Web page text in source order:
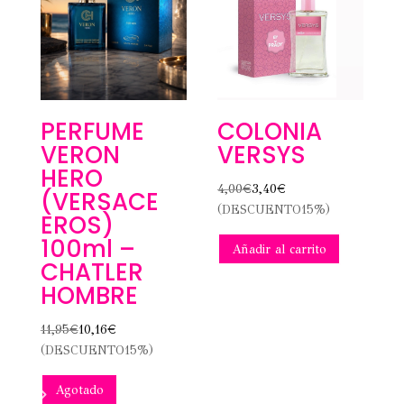
PERFUME
VERON
HERO
(VERSACE
EROS)
100ml –
CHATLER
HOMBRE
11,95€10,16€
(DESCUENTO15%)
Agotado
COLONIA
VERSYS
4,00€3,40€
(DESCUENTO15%)
Añadir al carrito